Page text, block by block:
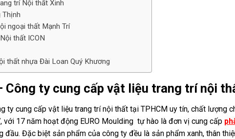
trí Nội thất Xinh
Thịnh
ngoại thất Mạnh Trí
thất ICON
thất nhựa Đài Loan Quý Khương
Công ty cung cấp vật liệu trang trí nội
ty cung cấp vật liệu trang trí nội thất tại TPHCM uy tín, chất lượng
17 năm hoạt động EURO Moulding tự hào là đơn vị cung cấp
đầu. Đặc biệt sản phẩm của công ty đều là sản phẩm xanh, thân